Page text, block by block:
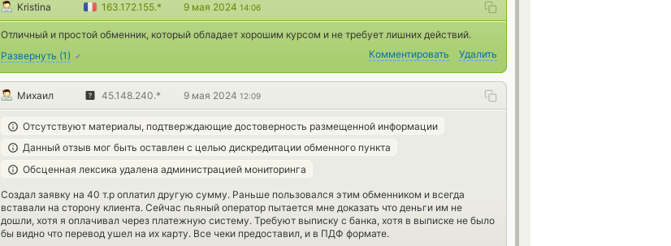
Kristina 163.172.155.* 9 мая 2024 14:06
Отличный и простой обменник, который обладает хорошим курсом и не требует лишних действий.
Развернуть (1) Комментировать Удалить
Михаил 45.148.240.* 9 мая 2024 12:09
Отсутствуют материалы, подтверждающие достоверность размещенной информации
Данный отзыв мог быть оставлен с целью дискредитации обменного пункта
Обсценная лексика удалена администрацией мониторинга
Создал заявку на 40 т.р оплатил другую сумму. Раньше пользовался этим обменником и всегда
вставали на сторону клиента. Сейчас пьяный оператор пытается мне доказать что деньги им не
дошли, хотя я оплачивал через платежную систему. Требуют выписку с банка, хотя в выписке не было
бы видно что перевод ушел на их карту. Все чеки предоставил, и в ПДФ формате.